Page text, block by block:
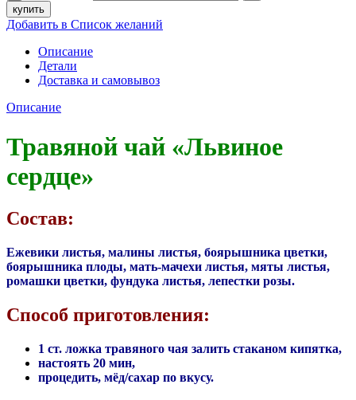
купить
Добавить в Список желаний
Описание
Детали
Доставка и самовывоз
Описание
Травяной чай «Львиное
сердце»
Состав:
Ежевики листья, малины листья, боярышника цветки,
боярышника плоды, мать-мачехи листья, мяты листья,
ромашки цветки, фундука листья, лепестки розы.
Способ приготовления:
1 ст. ложка травяного чая залить стаканом кипятка,
настоять 20 мин,
процедить, мёд/сахар по вкусу.